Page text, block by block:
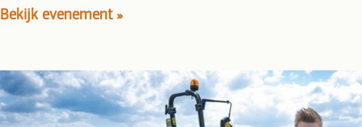
Bekijk evenement »